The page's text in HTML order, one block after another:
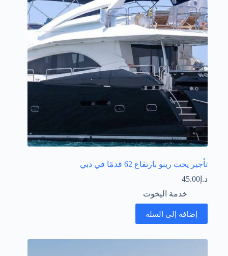
تأجير يخت رينو بارتفاع 62 قدمًا في دبي
د.إ 45.00
خدمة اليخوت
إضافة إلى السلة